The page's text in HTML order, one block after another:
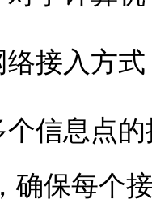
接入方
个信息点
确保每个